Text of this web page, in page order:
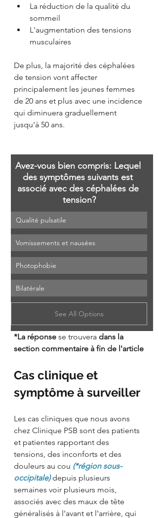
La réduction de la qualité du
sommeil
L'augmentation des tensions
musculaires
De plus, la majorité des céphalées
de tension vont affecter
principalement les jeunes femmes
de 20 ans et plus avec une incidence
qui diminuera graduellement
jusqu'à 50 ans.
Avez-vous bien compris: Lequel
des symptômes suivants est
associé avec des céphalées de
tension?
Qualité pulsatile
Vomissements et nausées
Photophobie
Bilatérale
See All Options
*La réponse se trouvera dans la
section commentaire à fin de l'article
Cas clinique et
symptôme à surveiller
Les cas cliniques que nous avons
chez Clinique PSB sont des patients
et patientes rapportant des
tensions, des inconforts et des
douleurs au cou (*région sous-
occipitale) depuis plusieurs
semaines voir plusieurs mois,
associés avec des maux de tête
généralisés à l'avant et l'arrière, qui